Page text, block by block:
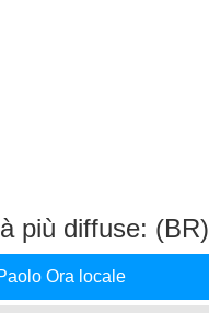
più diffuse: (BR)
Ora locale